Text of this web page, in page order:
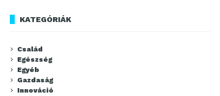
KATEGÓRIÁK
Család
Egészség
Egyéb
Gazdaság
Innováció